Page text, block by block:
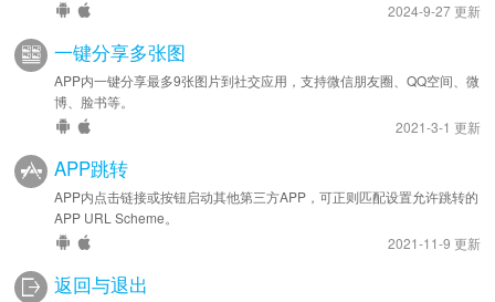
2024-9-27 更新
一键分享多张图
APP内一键分享最多9张图片到社交应用，支持微信朋友圈、QQ空间、微
博、脸书等。
2021-3-1 更新
APP跳转
APP内点击链接或按钮启动其他第三方APP，可正则匹配设置允许跳转的
APP URL Scheme。
2021-11-9 更新
返回与退出